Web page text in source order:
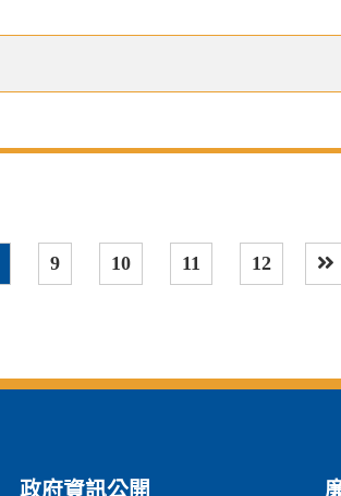
9 10 11
12
下
政府資訊公開